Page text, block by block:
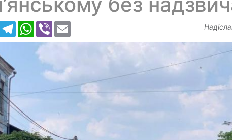
TwitterTelegramWhatsApp
Viber